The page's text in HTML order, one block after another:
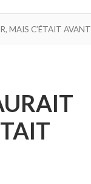
MAIS C’ÉTAIT AVANT